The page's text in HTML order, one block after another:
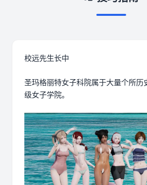
校远先生长中
圣玛格丽特女子科院属于大量个所历
级女子学院。